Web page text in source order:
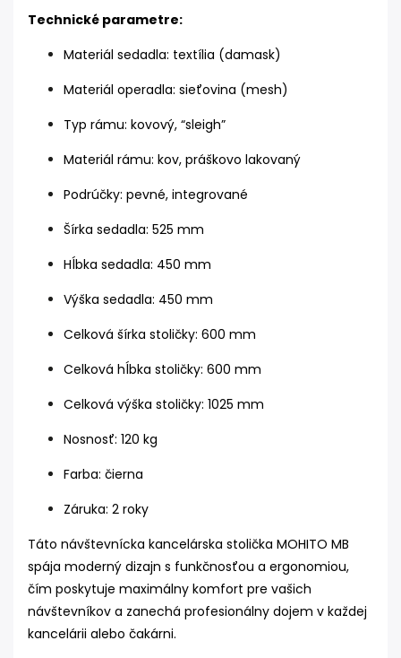
Technické parametre:
Materiál sedadla: textília (damask)
Materiál operadla: sieťovina (mesh)
Typ rámu: kovový, “sleigh”
Materiál rámu: kov, práškovo lakovaný
Podrúčky: pevné, integrované
Šírka sedadla: 525 mm
Hĺbka sedadla: 450 mm
Výška sedadla: 450 mm
Celková šírka stoličky: 600 mm
Celková hĺbka stoličky: 600 mm
Celková výška stoličky: 1025 mm
Nosnosť: 120 kg
Farba: čierna
Záruka: 2 roky
Táto návštevnícka kancelárska stolička MOHITO MB
spája moderný dizajn s funkčnosťou a ergonomiou,
čím poskytuje maximálny komfort pre vašich
návštevníkov a zanechá profesionálny dojem v každej
kancelárii alebo čakárni.